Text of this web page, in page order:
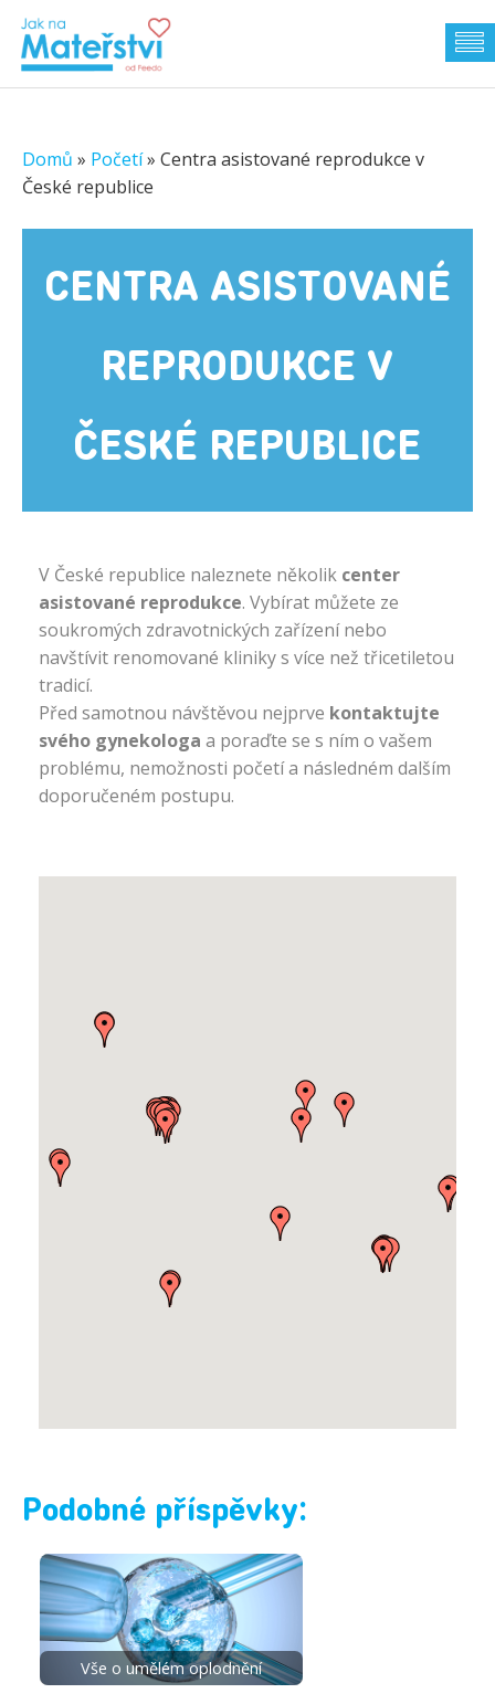
Domů » Početí» Centra asistované reprodukce v
České republice
CENTRA ASISTOVANÉ
REPRODUKCE V
ČESKÉ REPUBLICE
V České republice naleznete několik center
asistované reprodukce. Vybírat můžete ze
soukromých zdravotnických zařízení nebo
navštívit renomované kliniky s více než třicetiletou
tradicí.
Před samotnou návštěvou nejprve kontaktujte
svého gynekologa a poraďte se s ním o vašem
problému, nemožnosti početía následném dalším
doporučeném postupu.
Podobné příspěvky:
Vše o umělém oplodnění